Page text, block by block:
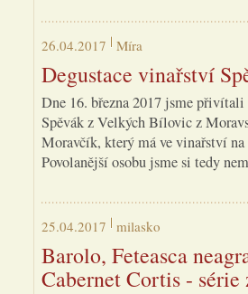
26.04.2017 Míra
Degustace vinařství
Dne 16. března 2017 jsme
Spěvák z Velkých Bílovic z
Moravčík, který má ve vinařství
Povolanější osobu jsme si tedy
25.04.2017 milasko
Barolo, Feteasca
Cabernet Cortis -